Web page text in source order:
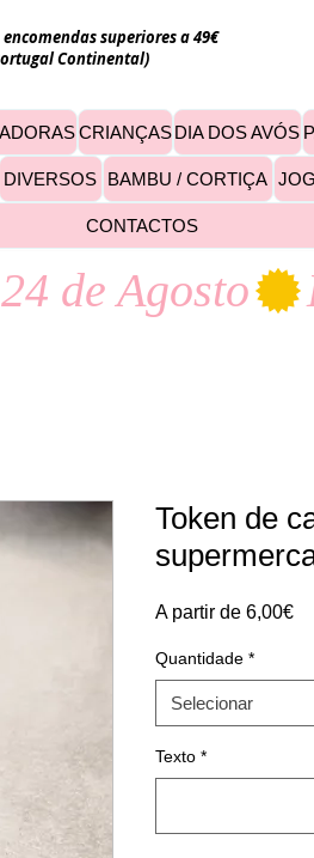
superiores a 49€
Continental)
Token de
A partir de 6,00€
Quantidade *
Selecionar
Texto *
CRIANÇASDIA DOS AVÓS
DIVERSOS BAMBU / CORTIÇA
CONTACTOS
de Agosto